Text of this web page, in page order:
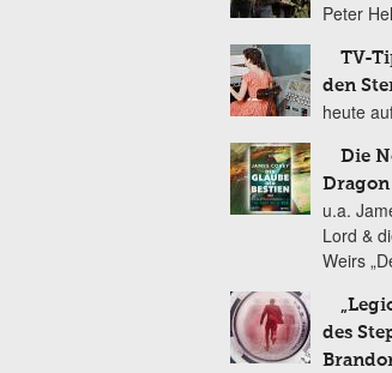
Peter
TV-
den
heute
Die
Dragon
u.a.
Lord &
Weirs
des